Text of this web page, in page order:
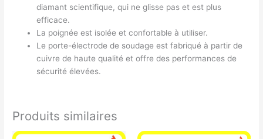
diamant scientifique, qui ne glisse pas et est plus
efficace.
La poignée est isolée et confortable à utiliser.
Le porte-électrode de soudage est fabriqué à partir de
cuivre de haute qualité et offre des performances de
sécurité élevées.
Produits similaires